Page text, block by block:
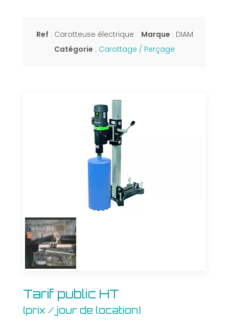
Ref : Carotteuse électrique Marque : DIAM
Catégorie : Carottage / Perçage
Tarif
public
HT
Tarif public HT
(prix / jour de location)